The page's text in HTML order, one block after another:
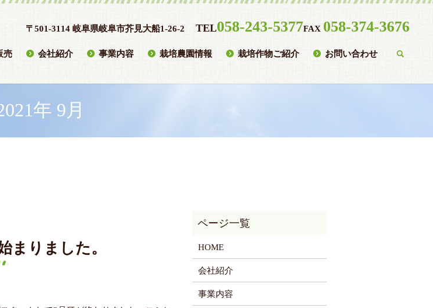
〒501-3114 岐阜県岐阜市芥見大船1-26-2 TEL058-243-5377FAX 058-374-3676
売 会社紹介 事業内容 栽培農園情報 栽培作物ご紹介 お問い合わせ
年 9月
まりました。 HOME
会社紹介
事業内容